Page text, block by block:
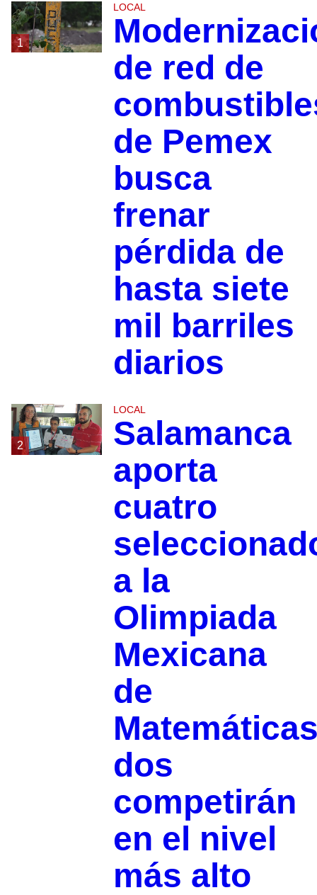
1
LOCAL
de red de
de Pemex
busca
frenar
pérdida de
hasta siete
mil barriles
diarios
2
LOCAL
Salamanca
aporta
cuatro
a la
Olimpiada
Mexicana
de
dos
competirán
en el nivel
más alto